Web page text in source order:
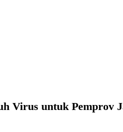
Virus untuk Pemprov